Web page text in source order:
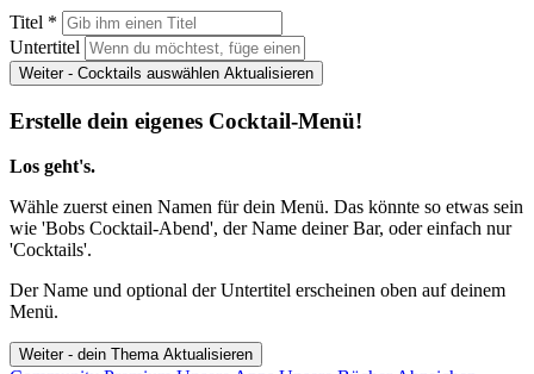
Titel *
Untertitel
Weiter - Cocktails auswählen Aktualisieren
Erstelle dein eigenes Cocktail-Menü!
Los geht's.
Wähle zuerst einen Namen für dein Menü. Das könnte so etwas sein
wie 'Bobs Cocktail-Abend', der Name deiner Bar, oder einfach nur
'Cocktails'.
Der Name und optional der Untertitel erscheinen oben auf deinem
Menü.
Weiter - dein Thema Aktualisieren